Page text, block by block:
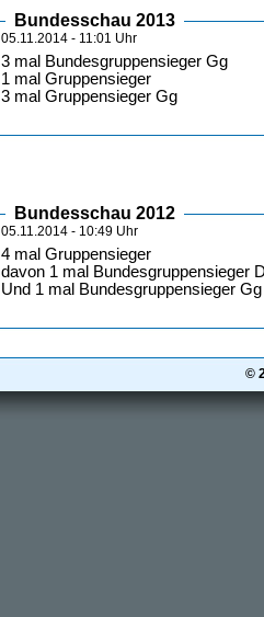
Bundesschau 2013
05.11.2014 - 11:01 Uhr
3 mal Bundesgruppensieger Gg
1 mal Gruppensieger
3 mal Gruppensieger Gg
Bundesschau 2012
05.11.2014 - 10:49 Uhr
4 mal Gruppensieger
davon 1 mal Bundesgruppensieger
Und 1 mal Bundesgruppensieger
©